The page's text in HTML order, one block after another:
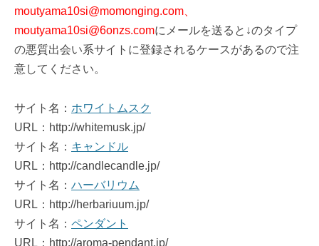
moutyama10si@momonging.com、
moutyama10si@6onzs.comにメールを送ると↓のタイプ
の悪質出会い系サイトに登録されるケースがあるので注
意してください。
サイト名： ホワイトムスク
URL：http://whitemusk.jp/
サイト名： キャンドル
URL：http://candlecandle.jp/
サイト名： ハーバリウム
URL：http://herbariuum.jp/
サイト名： ペンダント
URL：http://aroma-pendant.jp/